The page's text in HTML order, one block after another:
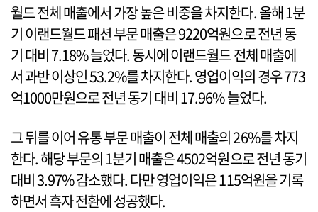
월드 전체 매출에서 가장 높은 비중을 차지한다. 올해 1분
기 이랜드월드 패션 부문 매출은 9220억원으로 전년 동
기 대비 7.18% 늘었다. 동시에 이랜드월드 전체 매출에
서 과반 이상인 53.2%를 차지한다. 영업이익의 경우 773
억1000만원으로 전년 동기 대비 17.96% 늘었다.
그 뒤를 이어 유통 부문 매출이 전체 매출의 26%를 차지
한다. 해당 부문의 1분기 매출은 4502억원으로 전년 동기
대비 3.97% 감소했다. 다만 영업이익은 115억원을 기록
하면서 흑자 전환에 성공했다.